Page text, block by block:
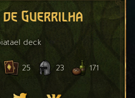
de Guerrilha
deck
25 23 171